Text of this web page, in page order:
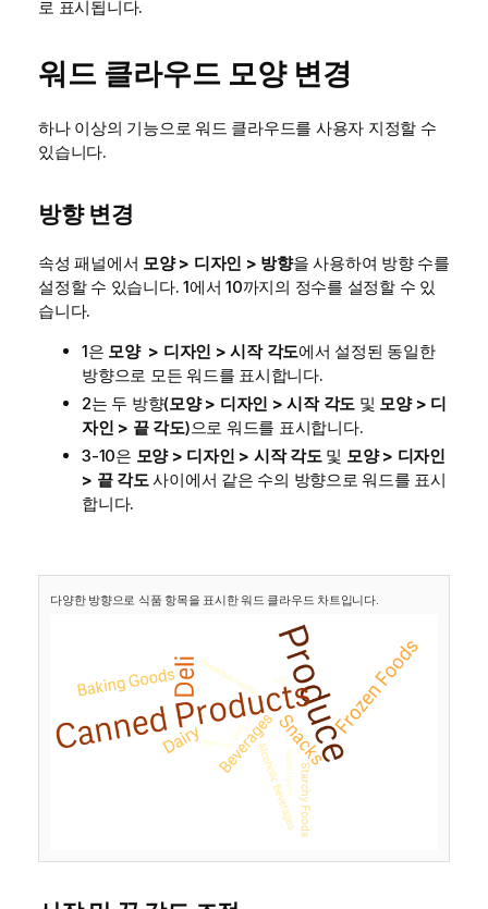
로 표시됩니다.
워드 클라우드 모양 변경
하나 이상의 기능으로 워드 클라우드를 사용자 지정할 수
있습니다.
방향 변경
속성 패널에서 모양 > 디자인 > 방향을 사용하여 방향 수를
설정할 수 있습니다. 1에서 10까지의 정수를 설정할 수 있
습니다.
1은 모양 > 디자인 > 시작 각도에서 설정된 동일한
방향으로 모든 워드를 표시합니다.
2는 두 방향(모양 > 디자인 > 시작 각도 및 모양 > 디
자인 > 끝 각도)으로 워드를 표시합니다.
3-10은 모양 > 디자인 > 시작 각도및 모양 > 디자인
> 끝 각도사이에서 같은 수의 방향으로 워드를 표시
합니다.
다양한 방향으로 식품 항목을 표시한 워드 클라우드 차트입니다.